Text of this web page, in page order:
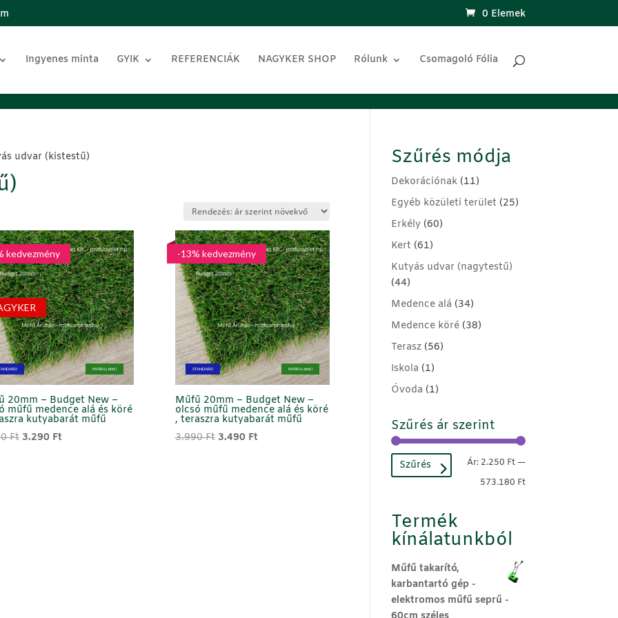
0 Elemek
Ingyenes minta GYIK REFERENCIÁK NAGYKER SHOP Rólunk Csomagoló Fólia
udvar (kistestű)
NYÁRI (sötét)
kedvezmény
20mm – Budget New –
műfű medence alá és köré
kutyabarát műfű
Ft Original
3.290 FtCurrent
STANDARD NYÁRI (sötét)
-13% kedvezmény
Műfű 20mm – Budget New –
olcsó műfű medence alá és köré
, teraszra kutyabarát műfű
3.990Ft Original
3.490 FtCurrent
Szűrés módja
Dekorációnak (11)
Egyéb közületi terület (25)
Erkély (60)
Kert (61)
Kutyás udvar (nagytestű)
(44)
Medence alá (34)
Medence köré (38)
Terasz (56)
Iskola (1)
Óvoda (1)
Szűrés ár szerint
Min
ár
Max
ár
Szűrés Ár: 2.250 Ft—
573.180 Ft
Termék
kínálatunkból
Műfű takarító,
karbantartó gép -
elektromos műfű seprű -